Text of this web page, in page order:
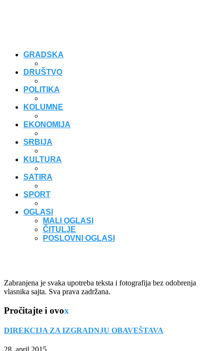
GRADSKA
DRUŠTVO
POLITIKA
KOLUMNE
EKONOMIJA
SRBIJA
KULTURA
SATIRA
SPORT
OGLASI
MALI OGLASI
ČITULJE
POSLOVNI OGLASI
Zabranjena je svaka upotreba teksta i fotografija bez odobrenja
vlasnika sajta. Sva prava zadržana.
Pročitajte i ovox
DIREKCIJA ZA IZGRADNJU OBAVEŠTAVA